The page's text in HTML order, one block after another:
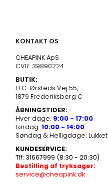
KONTAKT OS
CHEAPINK ApS
CVR: 39890224
BUTIK:
H.C. Ørsteds Vej 55,
1879 Frederiksberg C
ÅBNINGSTIDER:
Hver dage: 9:00 - 17:00
Lørdag: 10:00 - 14:00
Søndag & Helligdage: Lukket
KUNDESERVICE:
Tlf: 31667999 (8:30 - 20:30)
Bestilling af tryksager:
service@cheapink.dk